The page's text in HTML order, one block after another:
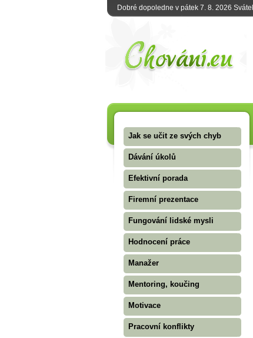
Dobré dopoledne v pátek 7. 8. 2026
Jak se učit ze svých chyb
Dávání úkolů
Efektivní porada
Firemní prezentace
Fungování lidské mysli
Hodnocení práce
Manažer
Mentoring, koučing
Motivace
Pracovní konflikty